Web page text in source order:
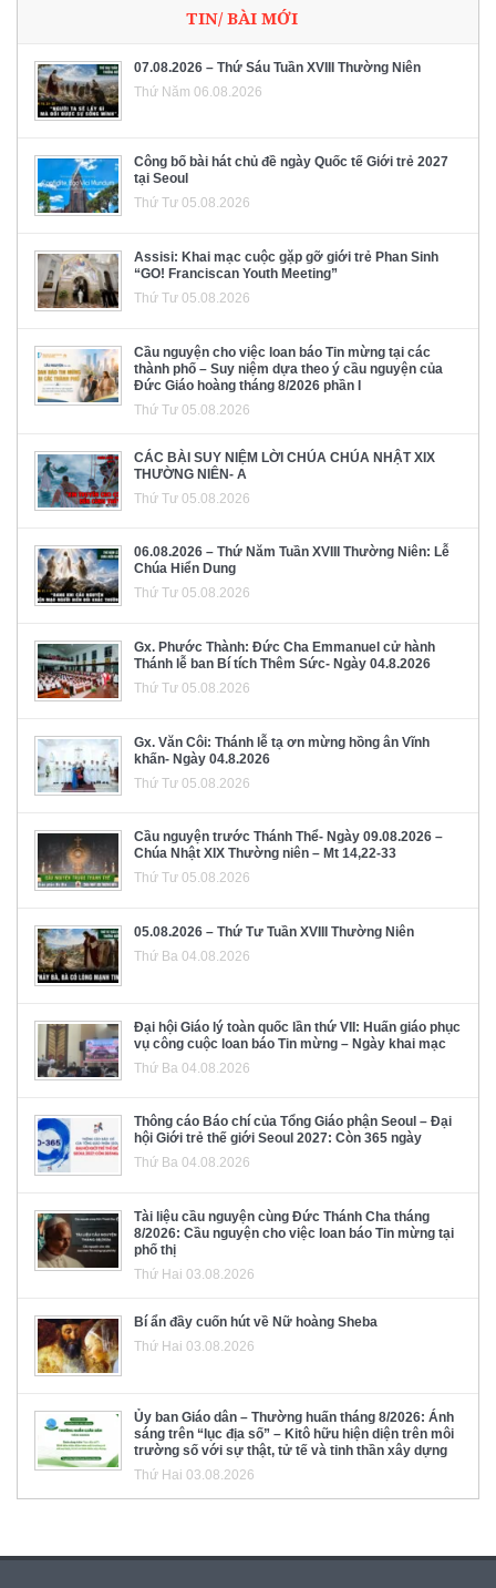
TIN/ BÀI MỚI
07.08.2026 – Thứ Sáu Tuần XVIII Thường Niên
Thứ Năm 06.08.2026
Công bố bài hát chủ đề ngày Quốc tế Giới trẻ 2027
tại Seoul
Thứ Tư 05.08.2026
Assisi: Khai mạc cuộc gặp gỡ giới trẻ Phan Sinh
“GO! Franciscan Youth Meeting”
Thứ Tư 05.08.2026
Cầu nguyện cho việc loan báo Tin mừng tại các
thành phố – Suy niệm dựa theo ý cầu nguyện của
Đức Giáo hoàng tháng 8/2026 phần I
Thứ Tư 05.08.2026
CÁC BÀI SUY NIỆM LỜI CHÚA CHÚA NHẬT XIX
THƯỜNG NIÊN- A
Thứ Tư 05.08.2026
06.08.2026 – Thứ Năm Tuần XVIII Thường Niên: Lễ
Chúa Hiển Dung
Thứ Tư 05.08.2026
Gx. Phước Thành: Đức Cha Emmanuel cử hành
Thánh lễ ban Bí tích Thêm Sức- Ngày 04.8.2026
Thứ Tư 05.08.2026
Gx. Văn Côi: Thánh lễ tạ ơn mừng hồng ân Vĩnh
khấn- Ngày 04.8.2026
Thứ Tư 05.08.2026
Cầu nguyện trước Thánh Thể- Ngày 09.08.2026 –
Chúa Nhật XIX Thường niên – Mt 14,22-33
Thứ Tư 05.08.2026
05.08.2026 – Thứ Tư Tuần XVIII Thường Niên
Thứ Ba 04.08.2026
Đại hội Giáo lý toàn quốc lần thứ VII: Huấn giáo phục
vụ công cuộc loan báo Tin mừng – Ngày khai mạc
Thứ Ba 04.08.2026
Thông cáo Báo chí của Tổng Giáo phận Seoul – Đại
hội Giới trẻ thế giới Seoul 2027: Còn 365 ngày
Thứ Ba 04.08.2026
Tài liệu cầu nguyện cùng Đức Thánh Cha tháng
8/2026: Cầu nguyện cho việc loan báo Tin mừng tại
phố thị
Thứ Hai 03.08.2026
Bí ẩn đầy cuốn hút về Nữ hoàng Sheba
Thứ Hai 03.08.2026
Ủy ban Giáo dân – Thường huấn tháng 8/2026: Ánh
sáng trên “lục địa số” – Kitô hữu hiện diện trên môi
trường số với sự thật, tử tế và tinh thần xây dựng
Thứ Hai 03.08.2026